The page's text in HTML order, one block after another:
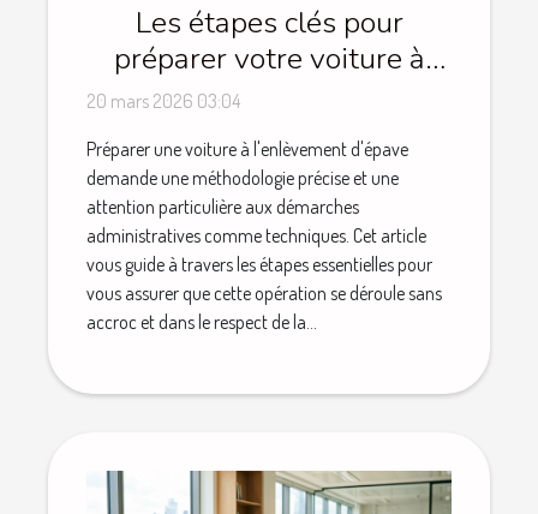
Les étapes clés pour
préparer votre voiture à
l'enlèvement d'épave
20 mars 2026 03:04
Préparer une voiture à l'enlèvement d'épave
demande une méthodologie précise et une
attention particulière aux démarches
administratives comme techniques. Cet article
vous guide à travers les étapes essentielles pour
vous assurer que cette opération se déroule sans
accroc et dans le respect de la...